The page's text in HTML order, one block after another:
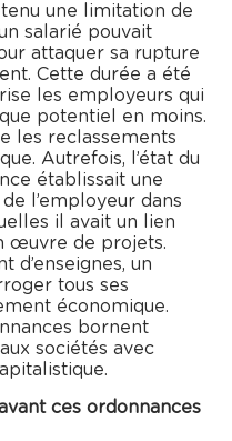
une limitation de
salarié pouvait
attaquer sa rupture
Cette durée a été
les employeurs qui
potentiel en moins.
les reclassements
Autrefois, l’état du
établissait une
l’employeur dans
il avait un lien
œuvre de projets.
d’enseignes, un
tous ses
économique.
bornent
sociétés avec
ces ordonnances